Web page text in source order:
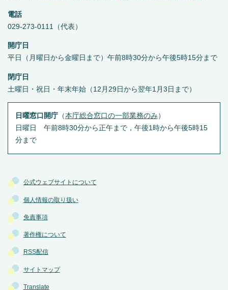
公式ウェブサイトについて
個人情報の取り扱い
免責事項
著作権について
RSS配信
サイトマップ
Translate
電話
029-273-0111（代表）
開庁日
平日（月曜日から金曜日まで）午前8時30分から午後5時15分まで
閉庁日
土曜日・祝日・年末年始（12月29日から翌年1月3日まで）
日曜窓口開庁（本庁総合窓口の一部業務のみ ）
日曜日 午前8時30分から正午まで，午後1時から午後5時15
分まで